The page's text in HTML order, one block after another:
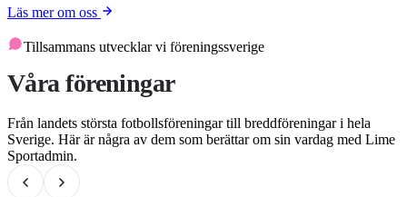
Läs mer om oss
Tillsammans utvecklar vi föreningssverige
Våra föreningar
Från landets största fotbollsföreningar till breddföreningar i hela
Sverige. Här är några av dem som berättar om sin vardag med Lime
Sportadmin.